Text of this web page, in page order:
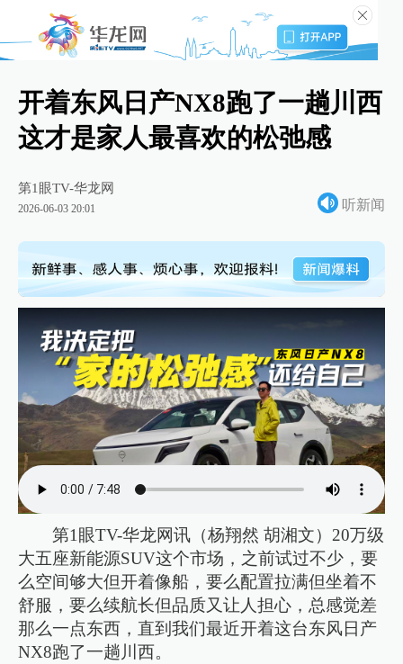
开着东风日产NX8跑了一趟川西
这才是家人最喜欢的松弛感
第1眼TV-华龙网
2026-06-03 20:01 听新闻
第1眼TV-华龙网讯（杨翔然 胡湘文）20万级
大五座新能源SUV这个市场，之前试过不少，要
么空间够大但开着像船，要么配置拉满但坐着不
舒服，要么续航长但品质又让人担心，总感觉差
那么一点东西，直到我们最近开着这台东风日产
NX8跑了一趟川西。